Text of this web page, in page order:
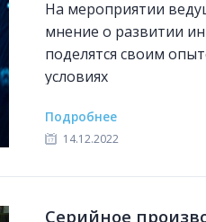
На мероприятии
мнение о развитии
поделятся своим
условиях
Подробнее
14.12.2022
Серийное